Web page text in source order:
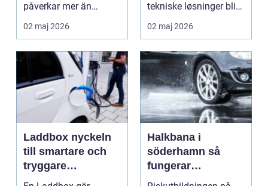
påverkar mer än
många tror. Rätt däck
ger b...
02 maj 2026
tekniske løsninger blir
holdt i g...
02 maj 2026
Laddbox nyckeln
till smartare och
tryggare
elbilsladdning
Halkbana i
söderhamn så
fungerar
riskutbildningen